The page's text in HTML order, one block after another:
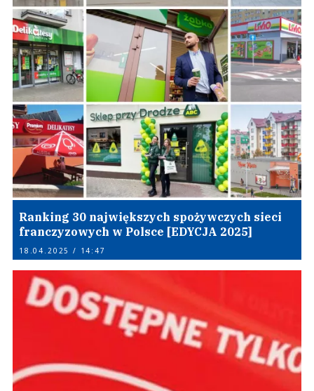
Ranking 30 największych spożywczych sieci
franczyzowych w Polsce [EDYCJA 2025]
18.04.2025 / 14:47